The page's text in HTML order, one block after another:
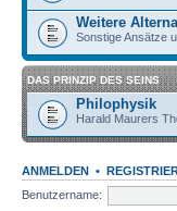
Weitere
Sonstige Ansätze
DAS PRINZIP DES SEINS
Philophysik
Harald Maurers
ANMELDEN •
Benutzername: